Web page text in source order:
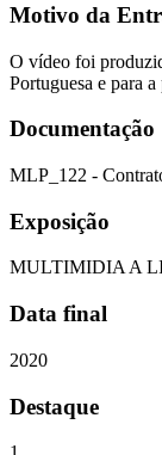
Motivo da
O vídeo foi
Portuguesa e para
Documentação
MLP_122 -
Exposição
MULTIMIDIA A
Data final
2020
Destaque